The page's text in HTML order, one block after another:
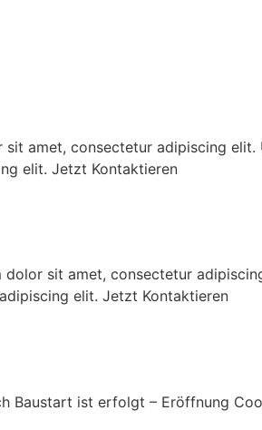
amet, consectetur adipiscing
elit. Jetzt Kontaktieren
sit amet, consectetur
elit. Jetzt Kontaktieren
Baustart ist erfolgt – Eröffnung